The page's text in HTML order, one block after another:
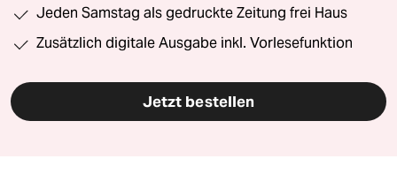
Jeden Samstag als gedruckte Zeitung frei Haus
Zusätzlich digitale Ausgabe inkl. Vorlesefunktion
Jetzt bestellen